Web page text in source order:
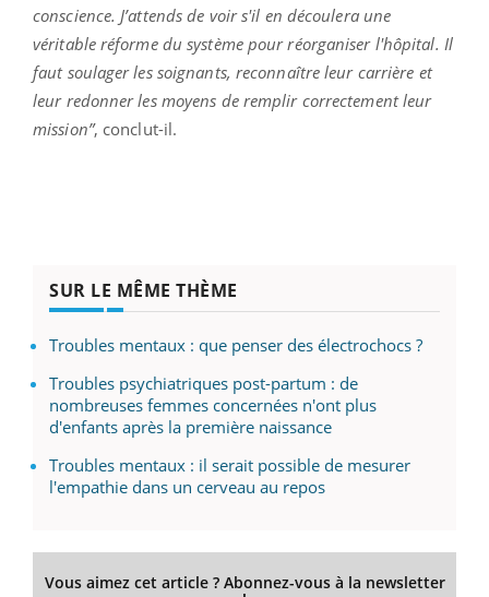
conscience. J’attends de voir s'il en découlera une
véritable réforme du système pour réorganiser l'hôpital. Il
faut soulager les soignants, reconnaître leur carrière et
leur redonner les moyens de remplir correctement leur
mission”, conclut-il.
SUR LE MÊME THÈME
Troubles mentaux : que penser des électrochocs ?
Troubles psychiatriques post-partum : de
nombreuses femmes concernées n'ont plus
d'enfants après la première naissance
Troubles mentaux : il serait possible de mesurer
l'empathie dans un cerveau au repos
Vous aimez cet article ? Abonnez-vous à la newsletter